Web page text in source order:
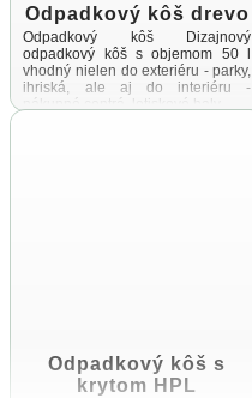
Odpadkový kôš drevo
Odpadkový kôš Dizajnový
odpadkový kôš s objemom 50 l
vhodný nielen do exteriéru - parky,
ihriská, ale aj do interiéru -
nákupné centrá, letiskové haly ...
Odpadkový kôš s
krytom HPL